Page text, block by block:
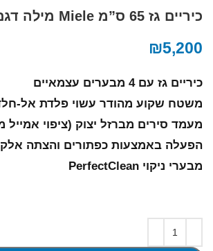
כיריים גז 65 ס”מ Miele מילה דגם KM2012
₪5,200
כיריים גז עם 4 מבערים עצמאיים
משטח שקוע מהודר עשוי פלדת אל-
מעמד סירים מברזל יצוק (ציפוי
הפעלה באמצעות כפתורים והצתה
מבערי ניקוי PerfectClean